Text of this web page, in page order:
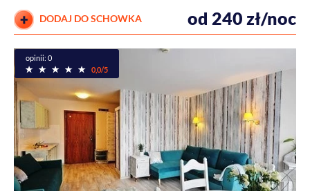
DODAJ DO SCHOWKA od 240 zł/noc
opinii: 0
0,0/5